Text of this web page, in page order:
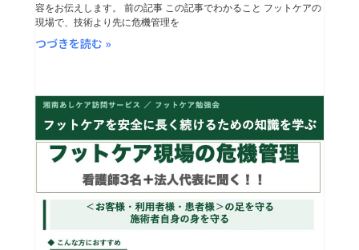
容をお伝えします。 前の記事 この記事でわかること フットケアの
現場で、技術より先に危機管理を
つづきを読む »